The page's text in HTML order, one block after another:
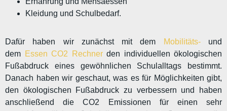
Kleidung und Schulbedarf.
Dafür haben wir zunächst mit dem Mobilitäts-und
dem Essen CO2 Rechnerden individuellen ökologischen
Fußabdruck eines gewöhnlichen Schulalltags bestimmt.
Danach haben wir geschaut, was es für Möglichkeiten gibt,
den ökologischen Fußabdruck zu verbessern und haben
anschließend die CO2 Emissionen für einen sehr